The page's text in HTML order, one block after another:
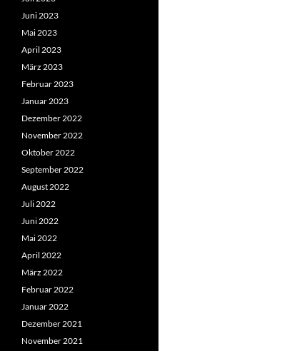
Juni 2023
Mai 2023
April 2023
März 2023
Februar 2023
Januar 2023
Dezember 2022
November 2022
Oktober 2022
September 2022
August 2022
Juli 2022
Juni 2022
Mai 2022
April 2022
März 2022
Februar 2022
Januar 2022
Dezember 2021
November 2021